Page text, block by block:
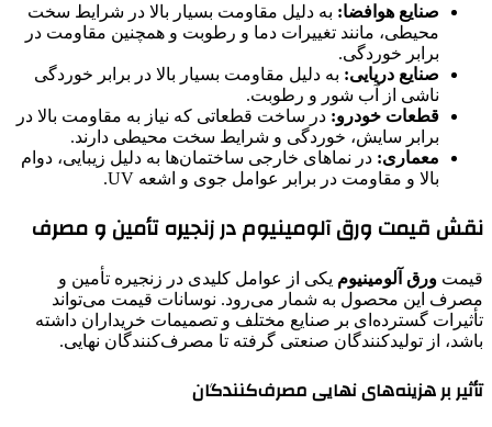
صنایع هوافضا: به دلیل مقاومت بسیار بالا در شرایط سخت
محیطی، مانند تغییرات دما و رطوبت و همچنین مقاومت در
برابر خوردگی.
صنایع دریایی: به دلیل مقاومت بسیار بالا در برابر خوردگی
ناشی از آب شور و رطوبت.
قطعات خودرو: در ساخت قطعاتی که نیاز به مقاومت بالا در
برابر سایش، خوردگی و شرایط سخت محیطی دارند.
معماری: در نماهای خارجی ساختمان‌ها به دلیل زیبایی، دوام
بالا و مقاومت در برابر عوامل جوی و اشعه UV.
نقش قیمت ورق آلومینیوم در زنجیره تأمین و مصرف
قیمت ورق آلومینیوم یکی از عوامل کلیدی در زنجیره تأمین و
مصرف این محصول به شمار می‌رود. نوسانات قیمت می‌تواند
تأثیرات گسترده‌ای بر صنایع مختلف و تصمیمات خریداران داشته
باشد، از تولیدکنندگان صنعتی گرفته تا مصرف‌کنندگان نهایی.
تأثیر بر هزینه‌های نهایی مصرف‌کنندگان